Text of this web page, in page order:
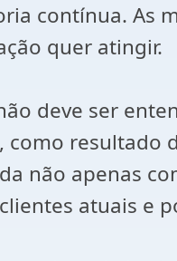
contínua. As
quer atingir.
deve ser
como
não apenas
atuais e